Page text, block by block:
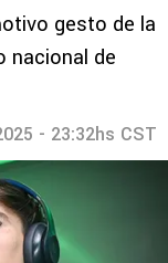
gesto de la
nacional de
- 23:32hs CST